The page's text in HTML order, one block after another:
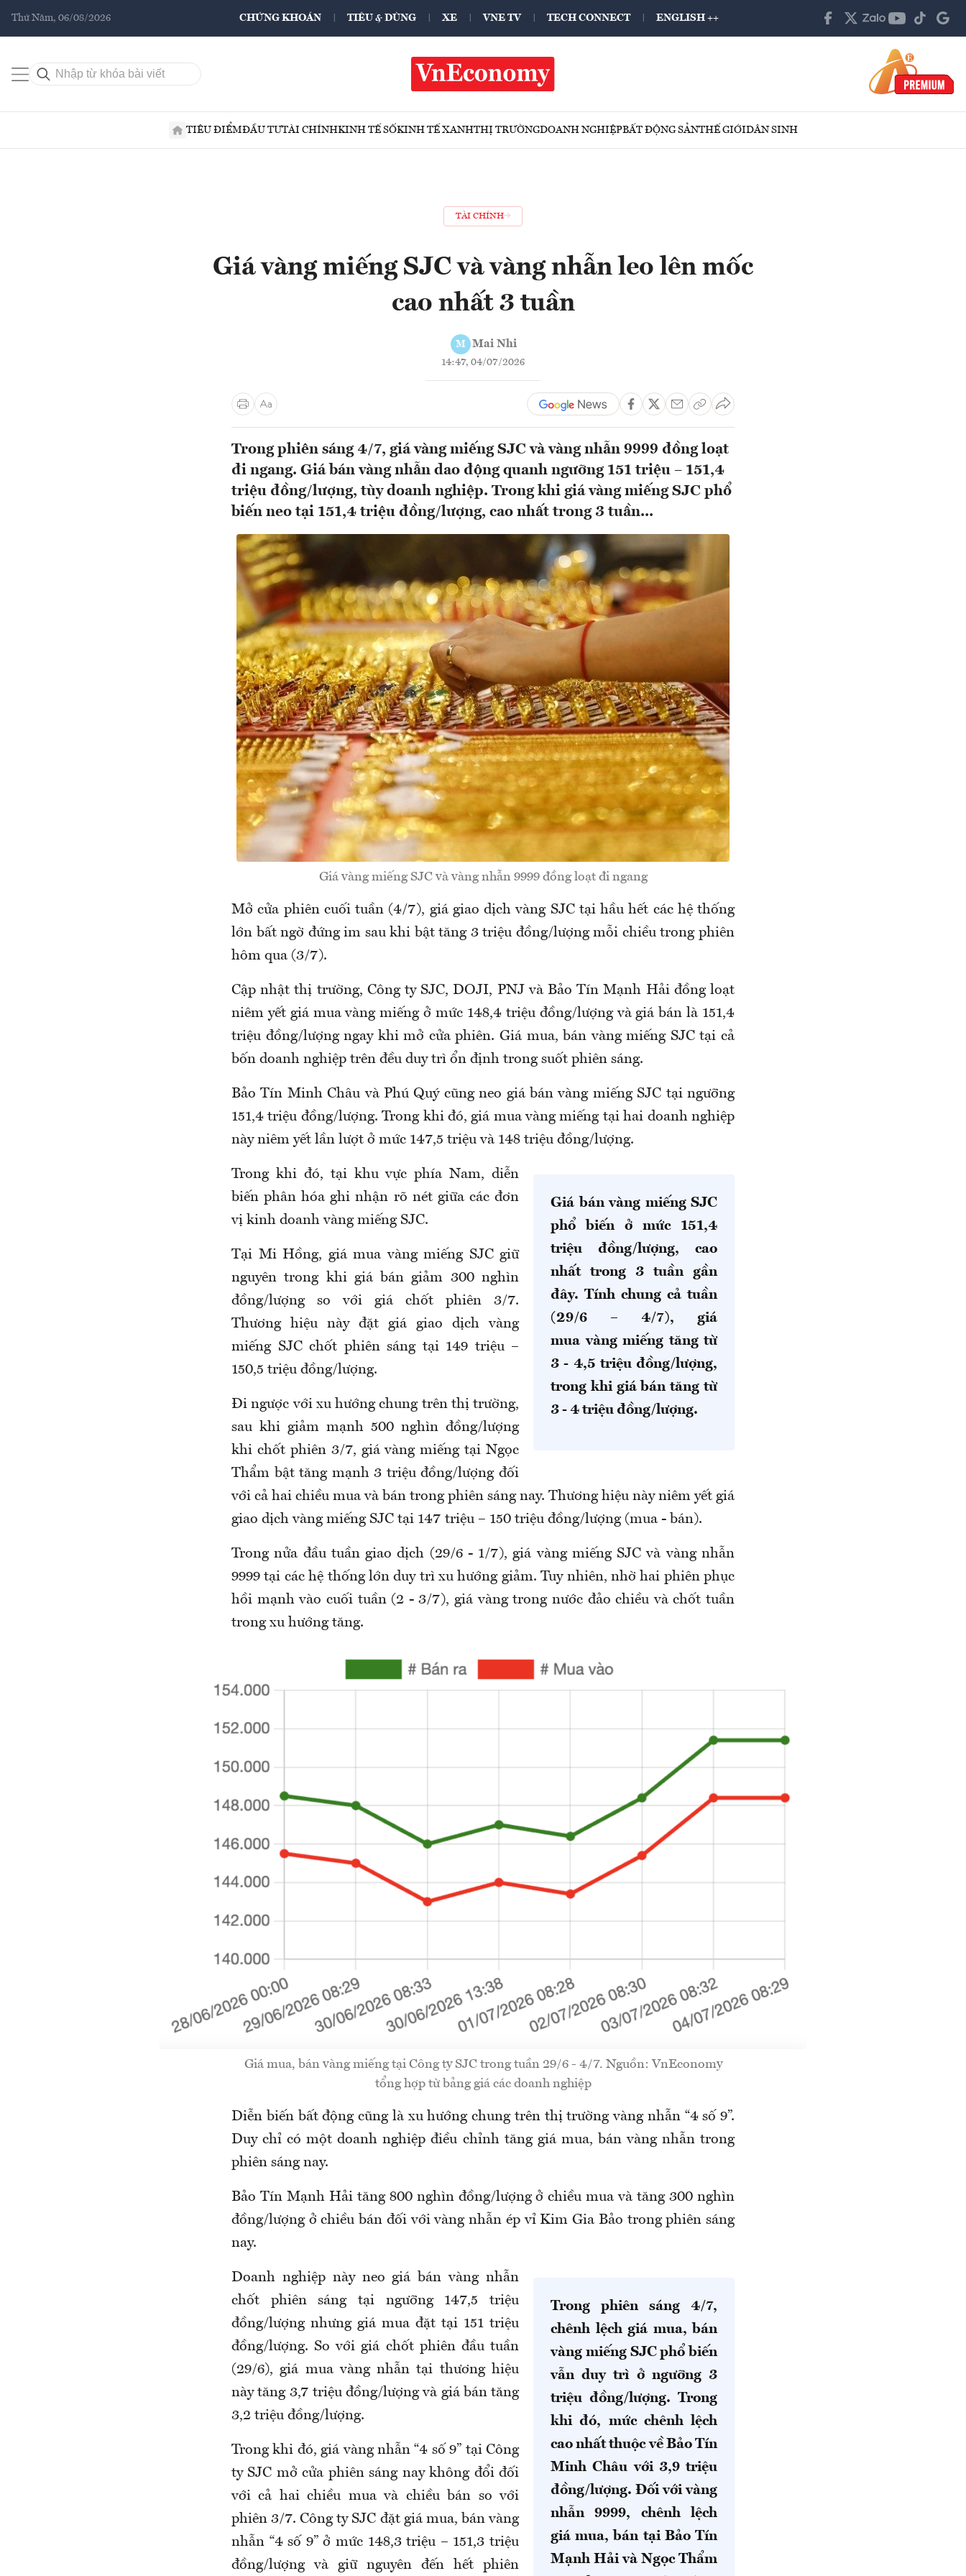
Thứ Năm, 06/08/2026 CHỨNG KHOÁN TIÊU & DÙNG XE VNE TV TECH CONNECT ENGLISH ++
TIÊU ĐIỂMĐẦU TƯTÀI CHÍNHKINH TẾ SỐKINH TẾ XANHTHỊ TRƯỜNGDOANH NGHIỆPBẤT ĐỘNG SẢNTHẾ GIỚIDÂN SINH
TÀI CHÍNH
Giá vàng miếng SJC và vàng nhẫn leo lên mốc
cao nhất 3 tuần
M Mai Nhi
14:47, 04/07/2026
Trong phiên sáng 4/7, giá vàng miếng SJC và vàng nhẫn 9999 đồng loạt
đi ngang. Giá bán vàng nhẫn dao động quanh ngưỡng 151 triệu – 151,4
triệu đồng/lượng, tùy doanh nghiệp. Trong khi giá vàng miếng SJC phổ
biến neo tại 151,4 triệu đồng/lượng, cao nhất trong 3 tuần...
Giá vàng miếng SJC và vàng nhẫn 9999 đồng loạt đi ngang
Mở cửa phiên cuối tuần (4/7), giá giao dịch vàng SJC tại hầu hết các hệ thống
lớn bất ngờ đứng im sau khi bật tăng 3 triệu đồng/lượng mỗi chiều trong phiên
hôm qua (3/7).
Cập nhật thị trường, Công tySJC, DOJI, PNJvàBảo Tín Mạnh Hảiđồng loạt
niêm yết giá mua vàng miếng ở mức 148,4 triệu đồng/lượng và giá bán là 151,4
triệu đồng/lượngngay khi mở cửa phiên. Giá mua, bán vàng miếng SJC tại cả
bốn doanh nghiệp trên đều duy trì ổn định trong suốt phiên sáng.
Bảo Tín Minh Châu và Phú Quý cũng neo giá bán vàng miếng SJC tại ngưỡng
151,4 triệu đồng/lượng. Trong khi đó, giá mua vàng miếng tại hai doanh nghiệp
này niêm yết lần lượt ở mức 147,5 triệu và 148 triệu đồng/lượng.
Giá bán vàng miếng SJC
phổ biến ở mức 151,4
triệu đồng/lượng, cao
nhất trong 3 tuần gần
đây. Tính chung cả tuần
(29/6 – 4/7), giá
mua vàng miếng tăng từ
3 - 4,5 triệu đồng/lượng,
trong khi giá bán tăng từ
3 - 4 triệu đồng/lượng.
Trong khi đó, tại khu vực phía Nam, diễn
biến phân hóa ghi nhận rõ nét giữa các đơn
vị kinh doanh vàng miếng SJC.
Tại Mi Hồng, giá mua vàng miếng SJC giữ
nguyên trong khi giá bán giảm 300 nghìn
đồng/lượng so với giá chốt phiên 3/7.
Thương hiệu này đặt giá giao dịch vàng
miếng SJC chốt phiên sáng tại 149 triệu –
150,5 triệu đồng/lượng.
Đi ngược với xu hướng chung trên thị trường,
sau khi giảm mạnh 500 nghìn đồng/lượng
khi chốt phiên 3/7, giá vàng miếng tại Ngọc
Thẩm bật tăng mạnh 3 triệu đồng/lượng đối
với cả hai chiều mua và bán trong phiên sáng nay. Thương hiệu này niêm yết giá
giao dịch vàng miếng SJC tại 147 triệu – 150 triệu đồng/lượng (mua - bán).
Trong nửa đầu tuần giao dịch (29/6 - 1/7), giá vàng miếng SJCvà vàng nhẫn
9999 tại các hệ thống lớn duy trì xu hướng giảm. Tuy nhiên, nhờ hai phiên phục
hồi mạnh vào cuối tuần (2 - 3/7), giá vàngtrong nước đảo chiều và chốt tuần
trong xu hướng tăng.
Giá mua, bán vàng miếng tại Công ty SJC trong tuần 29/6 - 4/7. Nguồn: VnEconomy
tổng hợp từ bảng giá các doanh nghiệp
Diễn biến bất động cũng là xu hướng chung trên thị trường vàng nhẫn “4 số 9”.
Duy chỉ có một doanh nghiệp điều chỉnh tăng giá mua, bán vàng nhẫn trong
phiên sáng nay.
Bảo Tín Mạnh Hải tăng 800 nghìn đồng/lượng ở chiều mua và tăng 300 nghìn
đồng/lượng ở chiều bán đối với vàng nhẫn ép vỉ Kim Gia Bảo trong phiên sáng
nay.
Trong phiên sáng 4/7,
chênh lệch giá mua, bán
vàng miếng SJC phổ biến
vẫn duy trì ở ngưỡng 3
triệu đồng/lượng. Trong
khi đó, mức chênh lệch
cao nhất thuộc về Bảo Tín
Minh Châu với 3,9 triệu
đồng/lượng. Đối với vàng
nhẫn 9999, chênh lệch
giá mua, bán tại Bảo Tín
Mạnh Hải và Ngọc Thẩm
Doanh nghiệp này neo giá bán vàng nhẫn
chốt phiên sáng tại ngưỡng 147,5 triệu
đồng/lượng nhưng giá mua đặt tại 151 triệu
đồng/lượng. So với giá chốt phiên đầu tuần
(29/6), giá mua vàng nhẫn tại thương hiệu
này tăng 3,7 triệu đồng/lượng và giá bán tăng
3,2 triệu đồng/lượng.
Trong khi đó,giá vàng nhẫn “4 số 9” tại Công
ty SJC mở cửa phiên sáng nay không đổiđối
với cả haichiều mua và chiều bán so với
phiên 3/7. Công ty SJC đặt giá mua, bán vàng
nhẫn “4 số 9” ở mức 148,3triệu – 151,3 triệu
đồng/lượng và giữ nguyên đến hết phiên